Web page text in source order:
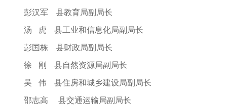
彭汉军 县教育局副局长
汤 虎 县工业和信息化局副局长
彭国栋 县财政局副局长
徐 刚 县自然资源局副局长
吴 伟 县住房和城乡建设局副局长
邵志高 县交通运输局副局长